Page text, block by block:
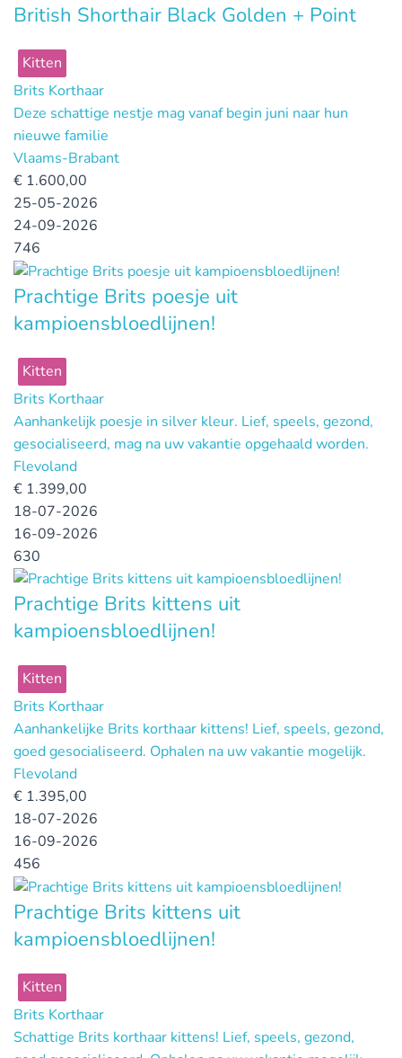
British Shorthair Black Golden + Point
Kitten
Brits Korthaar
Deze schattige nestje mag vanaf begin juni naar hun
nieuwe familie
Vlaams-Brabant
€ 1.600,00
25-05-2026
24-09-2026
746
Prachtige Brits poesje uit
kampioensbloedlijnen!
Kitten
Brits Korthaar
Aanhankelijk poesje in silver kleur. Lief, speels, gezond,
gesocialiseerd, mag na uw vakantie opgehaald worden.
Flevoland
€ 1.399,00
18-07-2026
16-09-2026
630
Prachtige Brits kittens uit
kampioensbloedlijnen!
Kitten
Brits Korthaar
Aanhankelijke Brits korthaar kittens! Lief, speels, gezond,
goed gesocialiseerd. Ophalen na uw vakantie mogelijk.
Flevoland
€ 1.395,00
18-07-2026
16-09-2026
456
Prachtige Brits kittens uit
kampioensbloedlijnen!
Kitten
Brits Korthaar
Schattige Brits korthaar kittens! Lief, speels, gezond,